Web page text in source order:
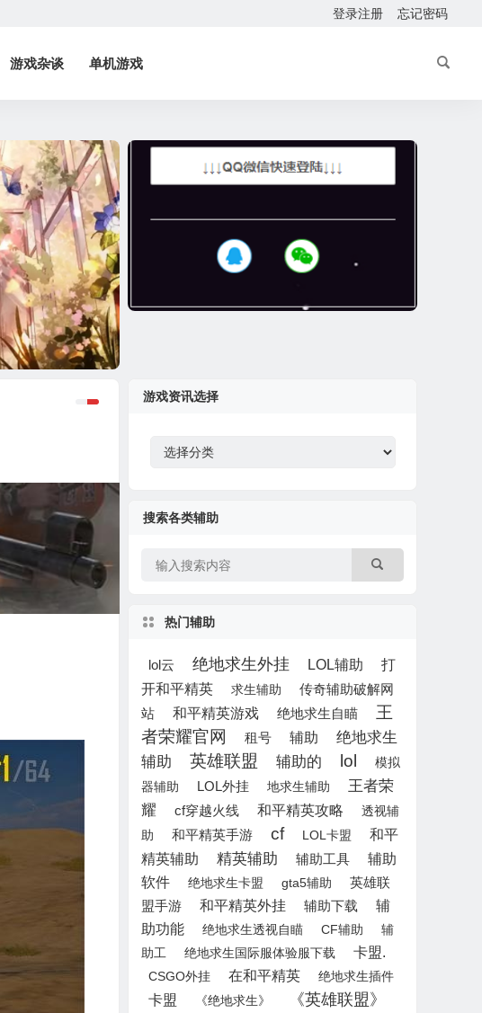
登录注册 忘记密码
游戏杂谈 单机游戏
游戏资讯选择
搜索各类辅助
热门辅助
lol云 绝地求生外挂 LOL辅助
打
开和平精英
求生辅助
传奇辅助破解网
站
和平精英游戏 绝地求生自瞄
王
者荣耀官网
租号 辅助
绝地求生
辅助
英雄联盟 辅助的 lol
模拟
器辅助
LOL外挂 地求生辅助
王者荣
耀
cf穿越火线 和平精英攻略
透视辅
助
和平精英手游 cf LOL卡盟
和平
精英辅助
精英辅助 辅助工具
辅助
软件
绝地求生卡盟 gta5辅助
英雄联
盟手游
和平精英外挂 辅助下载
辅
助功能
绝地求生透视自瞄 CF辅助
辅
助工
绝地求生国际服体验服下载 卡盟.
CSGO外挂 在和平精英 绝地求生插件
卡盟 《绝地求生》 《英雄联盟》